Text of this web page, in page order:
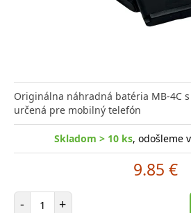
Originálna náhradná batéria MB-4C
určená pre mobilný telefón
Skladom > 10 ks, odošleme
9.85 €
- Počet položiek
+